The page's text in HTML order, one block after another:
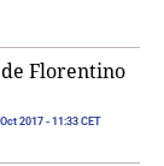
de Florentino
2017- 11:33 CET